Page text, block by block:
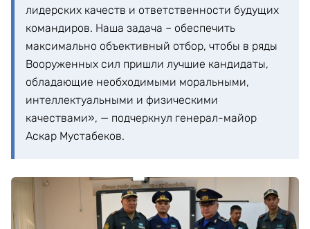
лидерских качеств и ответственности будущих
командиров. Наша задача – обеспечить
максимально объективный отбор, чтобы в ряды
Вооруженных сил пришли лучшие кандидаты,
обладающие необходимыми моральными,
интеллектуальными и физическими
качествами», — подчеркнул генерал-майор
Аскар Мустабеков.